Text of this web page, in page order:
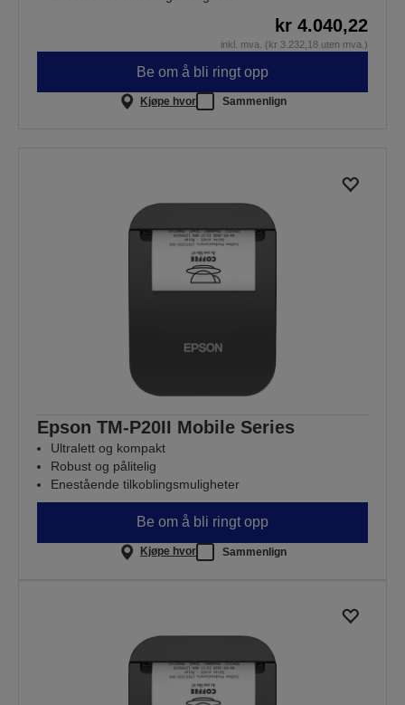
kr 4.040,22
inkl. mva. (kr 3.232,18 uten mva.)
Be om å bli ringt opp
Kjøpe hvor Sammenlign
Epson TM-P20II Mobile Series
Ultralett og kompakt
Robust og pålitelig
Enestående tilkoblingsmuligheter
Be om å bli ringt opp
Kjøpe hvor Sammenlign